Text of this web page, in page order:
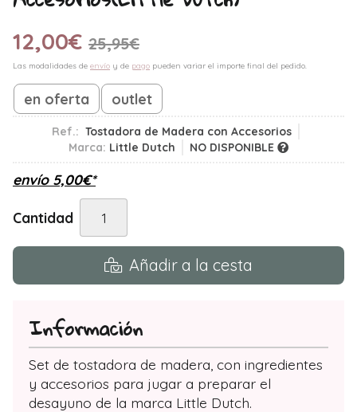
12,00€ 25,95€
Las modalidades de envío y de pago pueden variar el importe final del pedido.
en oferta outlet
Ref.: Tostadora de Madera con Accesorios
Marca: Little Dutch NO DISPONIBLE
envío 5,00€*
Cantidad
Añadir a la cesta
Información
Set de tostadora de madera, con ingredientes
y accesorios para jugar a preparar el
desayuno de la marca Little Dutch.